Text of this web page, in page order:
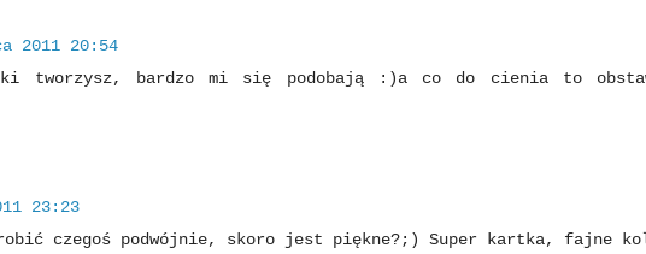
2011 20:54
tworzysz, bardzo mi się podobają :)a co do cienia to
23:23
czegoś podwójnie, skoro jest piękne?;) Super kartka, fajne